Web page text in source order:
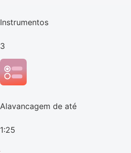
Instrumentos
3
Alavancagem de até
1:25